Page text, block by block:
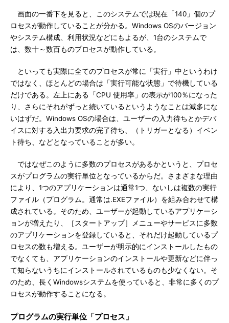
画面の一番下を見ると、このシステムでは現在「140」個のプ
ロセスが動作していることが分かる。Windows OSのバージョン
やシステム構成、利用状況などにもよるが、1台のシステムで
は、数十～数百ものプロセスが動作している。
といっても実際に全てのプロセスが常に「実行」中というわけ
ではなく、ほとんどの場合は「実行可能な状態」で待機している
だけである。左上にある「CPU 使用率」の表示が100％になった
り、さらにそれがずっと続いているというようなことは滅多にな
いはずだ。Windows OSの場合は、ユーザーの入力待ちとかデバ
イスに対する入出力要求の完了待ち、（トリガーとなる）イベン
ト待ち、などとなっていることが多い。
ではなぜこのように多数のプロセスがあるかというと、プロセ
スがプログラムの実行単位となっているからだ。さまざまな理由
により、1つのアプリケーションは通常1つ、ないしは複数の実行
ファイル（プログラム。通常は.EXEファイル）を組み合わせて構
成されている。そのため、ユーザーが起動しているアプリケーシ
ョンが増えたり、［スタートアップ］メニューやサービスに多数
のアプリケーションを登録していると、それだけ起動しているプ
ロセスの数も増える。ユーザーが明示的にインストールしたもの
でなくても、アプリケーションのインストールや更新などに伴っ
て知らないうちにインストールされているものも少なくない。そ
のため、長くWindowsシステムを使っていると、非常に多くのプ
ロセスが動作することになる。
プログラムの実行単位「プロセス」